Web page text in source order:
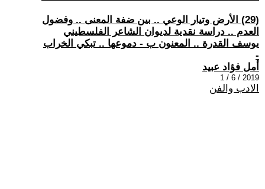
(29) الأرض وتيار الوعي .. بين ضفة المعنى .. وفضول
العدم .. دراسة نقدية لديوان الشاعر الفلسطيني
يوسف القدرة .. المعنون ب - دموعها .. تبكي الخراب
-
أمل فؤاد عبيد
2019 / 6 / 1
الادب والفن